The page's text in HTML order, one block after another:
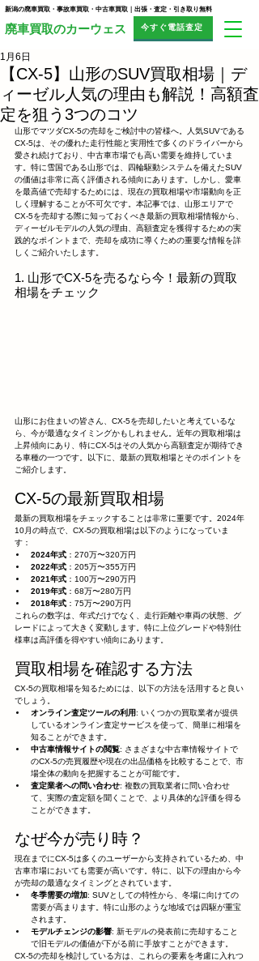
今すぐ電話査定
​廃車買取のカーウェス
新潟の廃車買取・事故車買取・中古車買取｜出張・査定・引き取り無料
【CX-5】山形のSUV買取相場｜デ
ィーゼル人気の理由も解説！高額査
定を狙う3つのコツ
1月6日
山形でマツダCX-5の売却をご検討中の皆様へ。人気SUVである
CX-5は、その優れた走行性能と実用性で多くのドライバーから
愛され続けており、中古車市場でも高い需要を維持していま
す。特に雪国である山形では、四輪駆動システムを備えたSUV
の価値は非常に高く評価される傾向にあります。しかし、愛車
を最高値で売却するためには、現在の買取相場や市場動向を正
しく理解することが不可欠です。本記事では、山形エリアで
CX-5を売却する際に知っておくべき最新の買取相場情報から、
ディーゼルモデルの人気の理由、高額査定を獲得するための実
践的なポイントまで、売却を成功に導くための重要な情報を詳
しくご紹介いたします。
1. 山形でCX-5を売るなら今！最新の買取
相場をチェック
山形にお住まいの皆さん、CX-5を売却したいと考えているな
ら、今が最適なタイミングかもしれません。近年の買取相場は
上昇傾向にあり、特にCX-5はその人気から高額査定が期待でき
る車種の一つです。以下に、最新の買取相場とそのポイントを
ご紹介します。
CX-5の最新買取相場
最新の買取相場をチェックすることは非常に重要です。2024年
10月の時点で、CX-5の買取相場は以下のようになっていま
す：
2024年式 ：270万〜320万円
2022年式 ：205万〜355万円
2021年式 ：100万〜290万円
2019年式 ：68万〜280万円
2018年式 ：75万〜290万円
これらの数字は、年式だけでなく、走行距離や車両の状態、グ
レードによって大きく変動します。特に上位グレードや特別仕
様車は高評価を得やすい傾向にあります。
買取相場を確認する方法
CX-5の買取相場を知るためには、以下の方法を活用すると良い
でしょう。
オンライン査定ツールの利用: いくつかの買取業者が提供
しているオンライン査定サービスを使って、簡単に相場を
知ることができます。
中古車情報サイトの閲覧: さまざまな中古車情報サイトで
のCX-5の売買履歴や現在の出品価格を比較することで、市
場全体の動向を把握することが可能です。
査定業者への問い合わせ: 複数の買取業者に問い合わせ
て、実際の査定額を聞くことで、より具体的な評価を得る
ことができます。
なぜ今が売り時？
現在までにCX-5は多くのユーザーから支持されているため、中
古車市場においても需要が高いです。特に、以下の理由から今
が売却の最適なタイミングとされています。
冬季需要の増加: SUVとしての特性から、冬場に向けての
需要が高まります。特に山形のような地域では四駆が重宝
されます。
モデルチェンジの影響: 新モデルの発表前に売却すること
で旧モデルの価値が下がる前に手放すことができます。
CX-5の売却を検討している方は、これらの要素を考慮に入れつ